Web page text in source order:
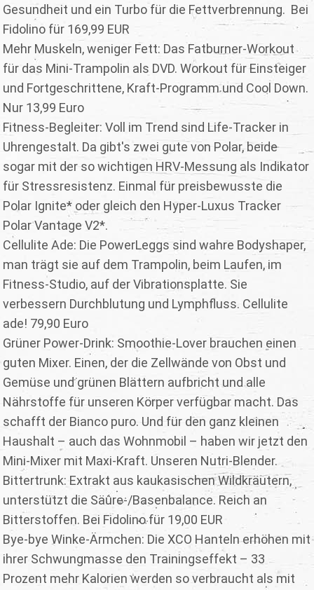
Gesundheit und ein Turbo für die Fettverbrennung. Bei
Fidolino für 169,99 EUR
Mehr Muskeln, weniger Fett: Das Fatburner-Workout
für das Mini-Trampolin als DVD. Workout für Einsteiger
und Fortgeschrittene, Kraft-Programm und Cool Down.
Nur 13,99 Euro
Fitness-Begleiter: Voll im Trend sind Life-Tracker in
Uhrengestalt. Da gibt's zwei gute von Polar, beide
sogar mit der so wichtigen HRV-Messung als Indikator
für Stressresistenz. Einmal für preisbewusste die
Polar Ignite* oder gleich den Hyper-Luxus Tracker
Polar Vantage V2*.
Cellulite Ade: Die PowerLeggs sind wahre Bodyshaper,
man trägt sie auf dem Trampolin, beim Laufen, im
Fitness-Studio, auf der Vibrationsplatte. Sie
verbessern Durchblutung und Lymphfluss. Cellulite
ade! 79,90 Euro
Grüner Power-Drink: Smoothie-Lover brauchen einen
guten Mixer. Einen, der die Zellwände von Obst und
Gemüse und grünen Blättern aufbricht und alle
Nährstoffe für unseren Körper verfügbar macht. Das
schafft der Bianco puro. Und für den ganz kleinen
Haushalt – auch das Wohnmobil – haben wir jetzt den
Mini-Mixer mit Maxi-Kraft. Unseren Nutri-Blender.
Bittertrunk: Extrakt aus kaukasischen Wildkräutern,
unterstützt die Säure-/Basenbalance. Reich an
Bitterstoffen. Bei Fidolino für 19,00 EUR
Bye-bye Winke-Ärmchen: Die XCO Hanteln erhöhen mit
ihrer Schwungmasse den Trainingseffekt – 33
Prozent mehr Kalorien werden so verbraucht als mit